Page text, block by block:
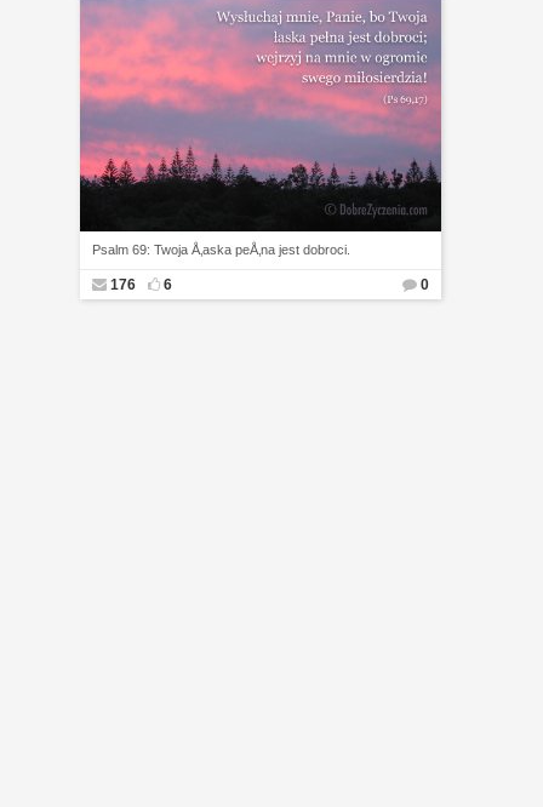
Psalm 69: Twoja Å‚aska peÅ‚na jest dobroci.
176 6 0